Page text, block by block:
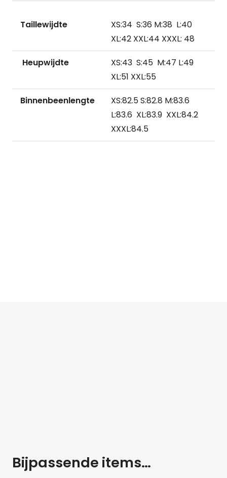
Taillewijdte
XS:34 S:36 M:38 L:40
XL:42 XXL:44 XXXL: 48
Heupwijdte
XS:43 S:45 M:47 L:49
XL:51 XXL:55
Binnenbeenlengte
XS:82.5 S:82.8 M:83.6
L:83.6 XL:83.9 XXL:84.2
XXXL:84.5
Bijpassende items…